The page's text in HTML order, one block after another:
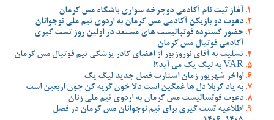
آغاز ثبت نام آکادمی دوچرخه سواری باشگاه مس کرمان
دعوت دو بازیکن آکادمی مس کرمان به اردوی تیم ملی نوجوانان
حضور گسترده فوتبالیست های مستعد در اولین روز تست گیری
آکادمی فوتبال مس کرمان
تسلیت به آقای نوروزپور از اعضای کادر پزشکی تیم فوتبال مس کرمان
VAR به لیگ یک می آید؟!
اواخر شهریور زمان استارت فصل جدید لیگ یک
به یاد کربلا دل ها غمگین است دلا خون گریه کن چون اربعین است
دعوت فوتسالیست مس کرمان به اردوی تیم ملی زنان
اطلاعیه تست گیری برای تیم نوجوانان مس کرمان در فصل